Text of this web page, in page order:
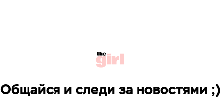
Общайся и следи за новостями ;)